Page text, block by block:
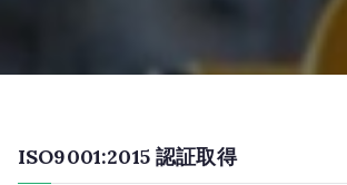
ISO9001:2015 認証取得